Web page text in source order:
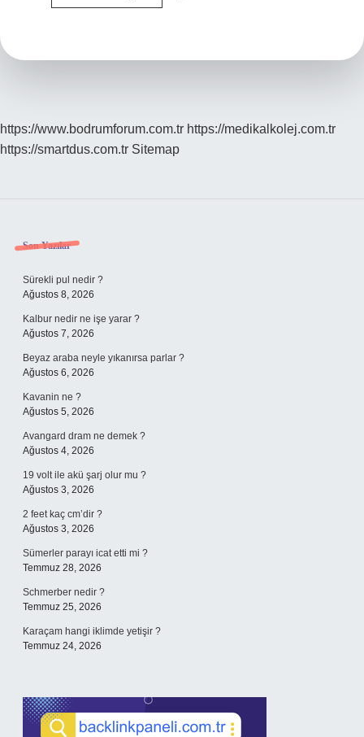
Ne
https://www.bodrumforum.com.tr https://medikalkolej.com.tr
https://smartdus.com.tr Sitemap
Sidebar
Son Yazılar
Sürekli pul nedir ?
Ağustos 8, 2026
Kalbur nedir ne işe yarar ?
Ağustos 7, 2026
Beyaz araba neyle yıkanırsa parlar ?
Ağustos 6, 2026
Kavanin ne ?
Ağustos 5, 2026
Avangard dram ne demek ?
Ağustos 4, 2026
19 volt ile akü şarj olur mu ?
Ağustos 3, 2026
2 feet kaç cm’dir ?
Ağustos 3, 2026
Sümerler parayı icat etti mi ?
Temmuz 28, 2026
Schmerber nedir ?
Temmuz 25, 2026
Karaçam hangi iklimde yetişir ?
Temmuz 24, 2026